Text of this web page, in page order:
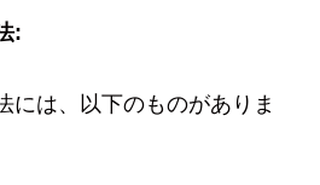
:
には、以下のものがありま